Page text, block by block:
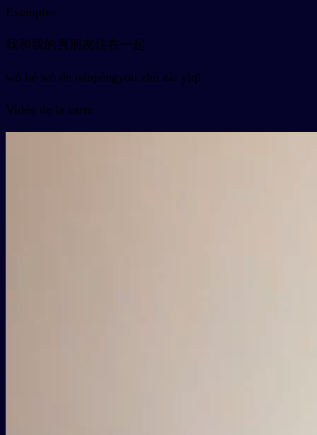
Exemples
我和我的男朋友住在一起
wǒ hé wǒ de nánpéngyou zhù zài yìqǐ
Vidéo de la carte